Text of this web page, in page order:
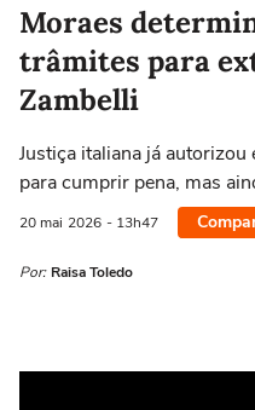
Moraes
trâmites para
Zambelli
Justiça italiana já
para cumprir pena, mas
20 mai 2026 - 13h47
Por: Raisa Toledo